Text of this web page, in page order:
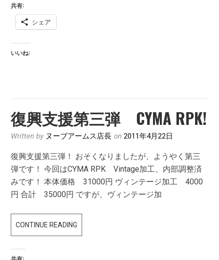
共有:
シェア
いいね:
復興支援第三弾 CYMA RPK!
Written by ヌーブアームス店長 on2011年4月22日
復興支援第三弾！ おそくなりましたが、ようやく第三
弾です！ 今回はCYMA RPK Vintage加工、内部調整済
みです！ 本体価格 31000円 ヴィンテージ加工 4000
円 合計 35000円 ですが、ヴィンテージ加
CONTINUE READING
興
共有: